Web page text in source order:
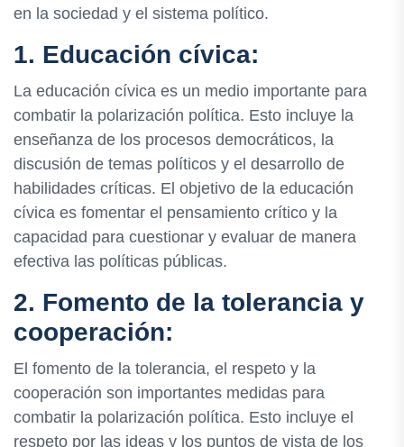
en la sociedad y el sistema político.
1. Educación cívica:
La educación cívica es un medio importante para
combatir la polarización política. Esto incluye la
enseñanza de los procesos democráticos, la
discusión de temas políticos y el desarrollo de
habilidades críticas. El objetivo de la educación
cívica es fomentar el pensamiento crítico y la
capacidad para cuestionar y evaluar de manera
efectiva las políticas públicas.
2. Fomento de la tolerancia y
cooperación:
El fomento de la tolerancia, el respeto y la
cooperación son importantes medidas para
combatir la polarización política. Esto incluye el
respeto por las ideas y los puntos de vista de los